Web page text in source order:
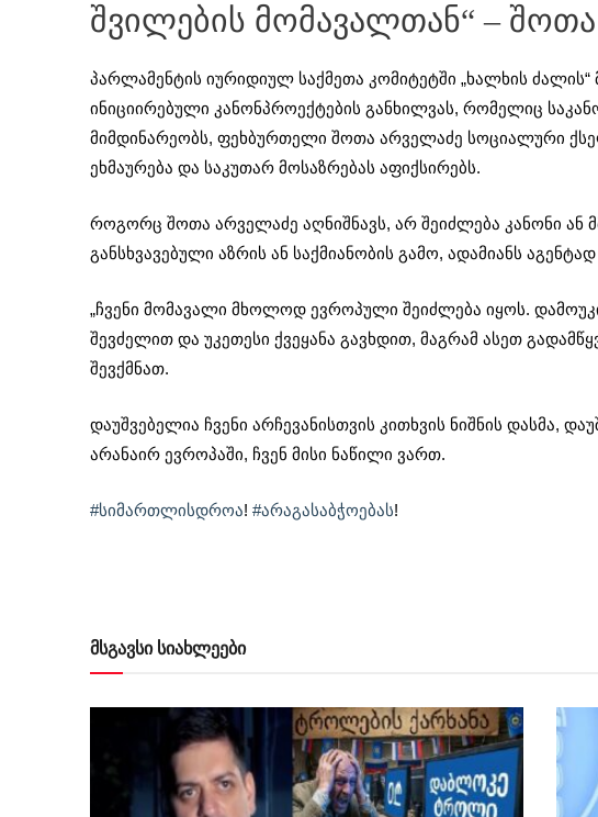
შვილების მომავალთან“ –
პარლამენტის იურიდიულ საქმეთა კომიტეტში „ხალხის ძალის“
ინიციირებული კანონპროექტების განხილვას, რომელიც
მიმდინარეობს, ფეხბურთელი შოთა არველაძე სოციალური
ეხმაურება და საკუთარ მოსაზრებას აფიქსირებს.
როგორც შოთა არველაძე აღნიშნავს, არ შეიძლება კანონი
განსხვავებული აზრის ან საქმიანობის გამო, ადამიანს
„ჩვენი მომავალი მხოლოდ ევროპული შეიძლება იყოს.
შევძელით და უკეთესი ქვეყანა გავხდით, მაგრამ ასეთ
შევქმნათ.
დაუშვებელია ჩვენი არჩევანისთვის კითხვის ნიშნის დასმა,
არანაირ ევროპაში, ჩვენ მისი ნაწილი ვართ.
#სიმართლისდროა! #არაგასაბჭოებას!
მსგავსი სიახლეები